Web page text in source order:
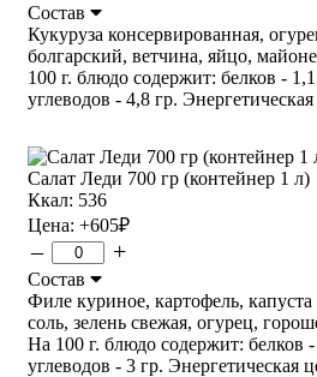
Состав
Кукуруза консервированная,
болгарский, ветчина, яйцо,
100 г. блюдо содержит: белков -
углеводов - 4,8 гр.
Салат Леди 700 гр (контейнер 1 л)
Ккал: 536
Цена: +605₽
– +
Состав
Филе куриное, картофель, капуста
соль, зелень свежая, огурец,
На 100 г. блюдо содержит: белков
углеводов - 3 гр. Энергетическая